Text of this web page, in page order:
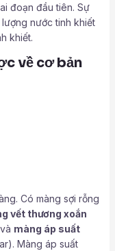
đoạn đầu tiên. Sự
nước tinh khiết
khiết.
về cơ bản
Có màng sợi rỗng
vết thương xoắn
màng áp suất
Màng áp suất